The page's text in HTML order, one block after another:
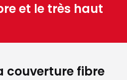
et le très haut
couverture fibre